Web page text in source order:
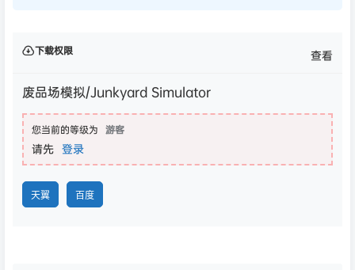
下载权限 查看
废品场模拟/Junkyard Simulator
您当前的等级为 游客
请先 登录
天翼 百度